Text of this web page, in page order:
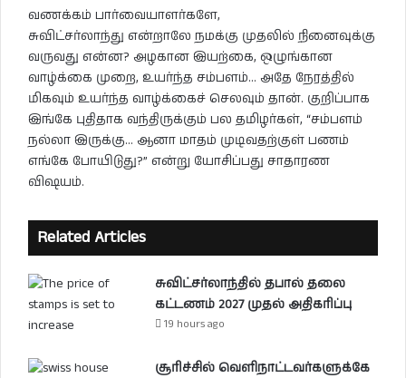
வணக்கம் பார்வையாளர்களே,
சுவிட்சர்லாந்து என்றாலே நமக்கு முதலில் நினைவுக்கு
வருவது என்ன? அழகான இயற்கை, ஒழுங்கான
வாழ்க்கை முறை, உயர்ந்த சம்பளம்… அதே நேரத்தில்
மிகவும் உயர்ந்த வாழ்க்கைச் செலவும் தான். குறிப்பாக
இங்கே புதிதாக வந்திருக்கும் பல தமிழர்கள், “சம்பளம்
நல்லா இருக்கு… ஆனா மாதம் முடிவதற்குள் பணம்
எங்கே போயிடுது?” என்று யோசிப்பது சாதாரண
விஷயம்.
Related Articles
சுவிட்சர்லாந்தில் தபால் தலை
கட்டணம் 2027 முதல் அதிகரிப்பு
19 hours ago
சூரிச்சில் வெளிநாட்டவர்களுக்கே